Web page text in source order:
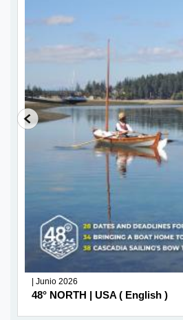
| Junio 2026
48° NORTH | USA ( English )